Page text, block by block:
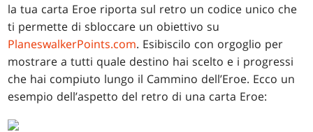
la tua carta Eroe riporta sul retro un codice unico che
ti permette di sbloccare un obiettivo su
PlaneswalkerPoints.com. Esibiscilo con orgoglio per
mostrare a tutti quale destino hai scelto e i progressi
che hai compiuto lungo il Cammino dell’Eroe. Ecco un
esempio dell’aspetto del retro di una carta Eroe: